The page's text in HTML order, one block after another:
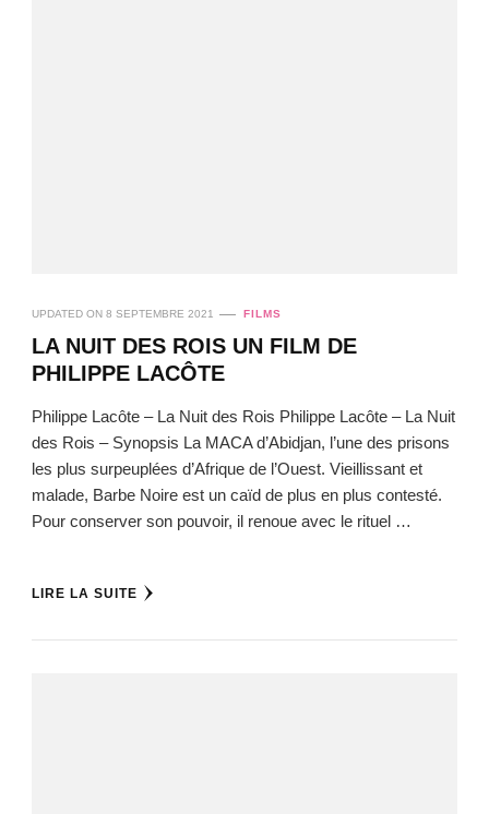
UPDATED ON 8 SEPTEMBRE 2021 FILMS
LA NUIT DES ROIS UN FILM DE
PHILIPPE LACÔTE
Philippe Lacôte – La Nuit des Rois Philippe Lacôte – La Nuit
des Rois – Synopsis La MACA d’Abidjan, l’une des prisons
les plus surpeuplées d’Afrique de l’Ouest. Vieillissant et
malade, Barbe Noire est un caïd de plus en plus contesté.
Pour conserver son pouvoir, il renoue avec le rituel …
LIRE LA SUITE